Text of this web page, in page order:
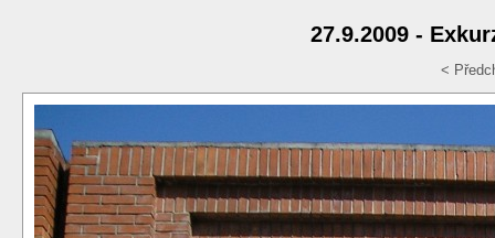
27.9.2009 -
<